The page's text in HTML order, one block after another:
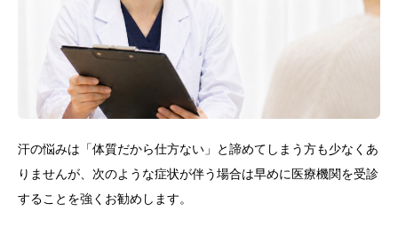
汗の悩みは「体質だから仕方ない」と諦めてしまう方も少なくあ
りませんが、次のような症状が伴う場合は早めに医療機関を受診
することを強くお勧めします。